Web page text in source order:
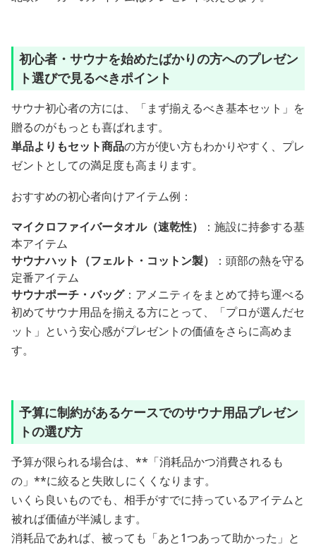
初心者・サウナを始めたばかりの方へのプレゼン
ト選びで見るべきポイント
サウナ初心者の方には、「まず揃えるべき基本セット」を
贈るのがもっとも喜ばれます。
単品よりもセット商品の方が使い方もわかりやすく、プレ
ゼントとしての満足度も高まります。
おすすめの初心者向けアイテム例：
マイクロファイバータオル（速乾性）
：施設に持参する基
本アイテム
サウナハット（フェルト・コットン製）
：頭部の熱を守る
定番アイテム
サウナポーチ・バッグ：アメニティをまとめて持ち運べる
初めてサウナ用品を揃える方にとって、「プロが選んだセ
ット」という安心感がプレゼントの価値をさらに高めま
す。
予算に制約があるケースでのサウナ用品プレゼン
トの選び方
予算が限られる場合は、**「消耗品かつ消費されるも
の」**に絞ると失敗しにくくなります。
いくら良いものでも、相手がすでに持っているアイテムと
被れば価値が半減します。
消耗品であれば、被っても「あと1つあって助かった」と